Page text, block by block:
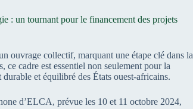
: un tournant pour le financement des projets
ouvrage collectif, marquant une étape clé dans la
cadre est essentiel non seulement pour la
et équilibré des États ouest-africains.
d’ELCA, prévue les 10 et 11 octobre 2024,